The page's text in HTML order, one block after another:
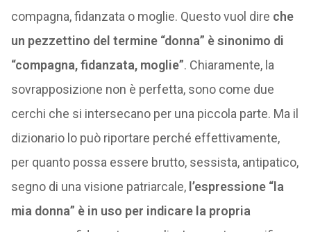
compagna, fidanzata o moglie. Questo vuol dire che
un pezzettino del termine “donna” è sinonimo di
“compagna, fidanzata, moglie”. Chiaramente, la
sovrapposizione non è perfetta, sono come due
cerchi che si intersecano per una piccola parte. Ma il
dizionario lo può riportare perché effettivamente,
per quanto possa essere brutto, sessista, antipatico,
segno di una visione patriarcale, l’espressione “la
mia donna” è in uso per indicare la propria